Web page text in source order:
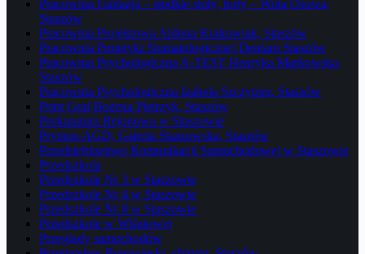
Pracownia Fantazja – słodkie stoły, torty – Wola Osowa,
Staszów
Pracownia Projektowa Aldona Krakowiak, Staszów
Pracownia Protetyki Stomatologicznej Dentam Staszów
Pracownia Psychologiczna A-TEST Henryka Markowska,
Staszów
Pracownia Psychologiczna Izabela Szczypior, Staszów
Print Graf Bożena Pietrzyk, Staszów
Prokuratura Rejonowa w Staszowie
Prymus-AGD, Galeria Staszowska, Staszów
Przedsiębiorstwo Komunikacji Samochodowej w Staszowie
Przedszkola
Przedszkole Nr 3 w Staszowie
Przedszkole Nr 4 w Staszowie
Przedszkole Nr 8 w Staszowie
Przedszkole w Wiśniowej
Przeglądy samochodów